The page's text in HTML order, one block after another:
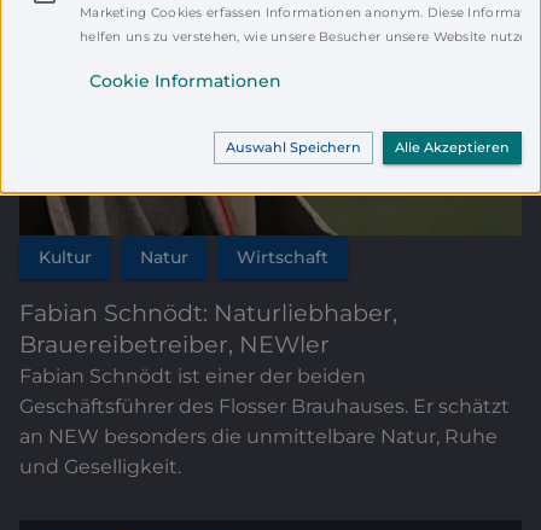
Kultur Natur Wirtschaft
Fabian Schnödt: Naturliebhaber,
Brauereibetreiber, NEWler
Fabian Schnödt ist einer der beiden
Geschäftsführer des Flosser Brauhauses. Er schätzt
an NEW besonders die unmittelbare Natur, Ruhe
und Geselligkeit.
Marketing Cookies erfassen Informationen anonym. Diese
helfen uns zu verstehen, wie unsere Besucher unsere Website nutzen.
Cookie Informationen
Auswahl Speichern Alle Akzeptieren